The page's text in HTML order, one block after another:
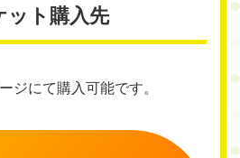
ット購入先
ジにて購入可能です。